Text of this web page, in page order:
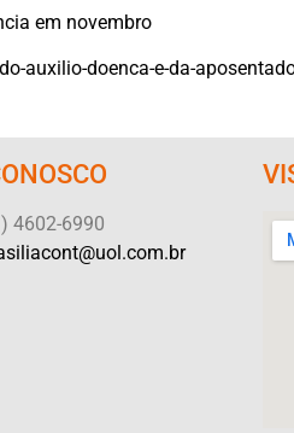
em novembro
auxilio-doenca-e-da-
4602-6990